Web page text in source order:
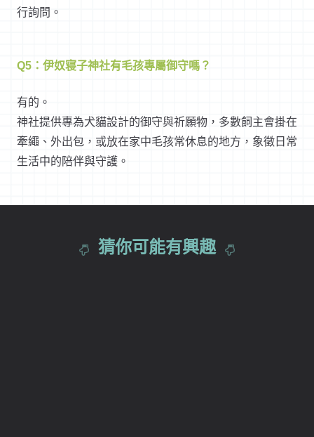
行詢問。
Q5：伊奴寝子神社有毛孩專屬御守嗎？
有的。
神社提供專為犬貓設計的御守與祈願物，多數飼主會掛在
牽繩、外出包，或放在家中毛孩常休息的地方，象徵日常
生活中的陪伴與守護。
猜你可能有興趣